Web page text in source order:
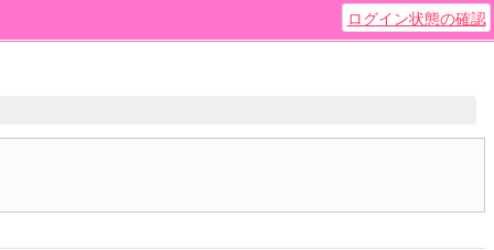
ログイン状態の確認